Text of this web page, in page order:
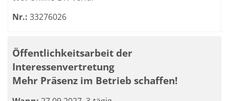
Nr.: 33276026
Öffentlichkeitsarbeit der
Interessenvertretung
Mehr Präsenz im Betrieb schaffen!